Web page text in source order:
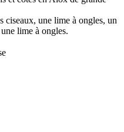
ciseaux, une lime à ongles, un
lime à ongles.